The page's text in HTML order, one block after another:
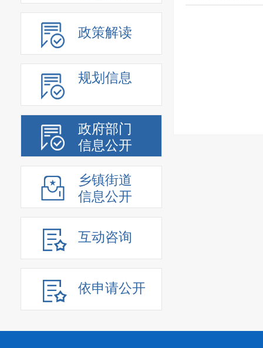
政策解读
规划信息
政府部门
信息公开
乡镇街道
信息公开
互动咨询
依申请公开